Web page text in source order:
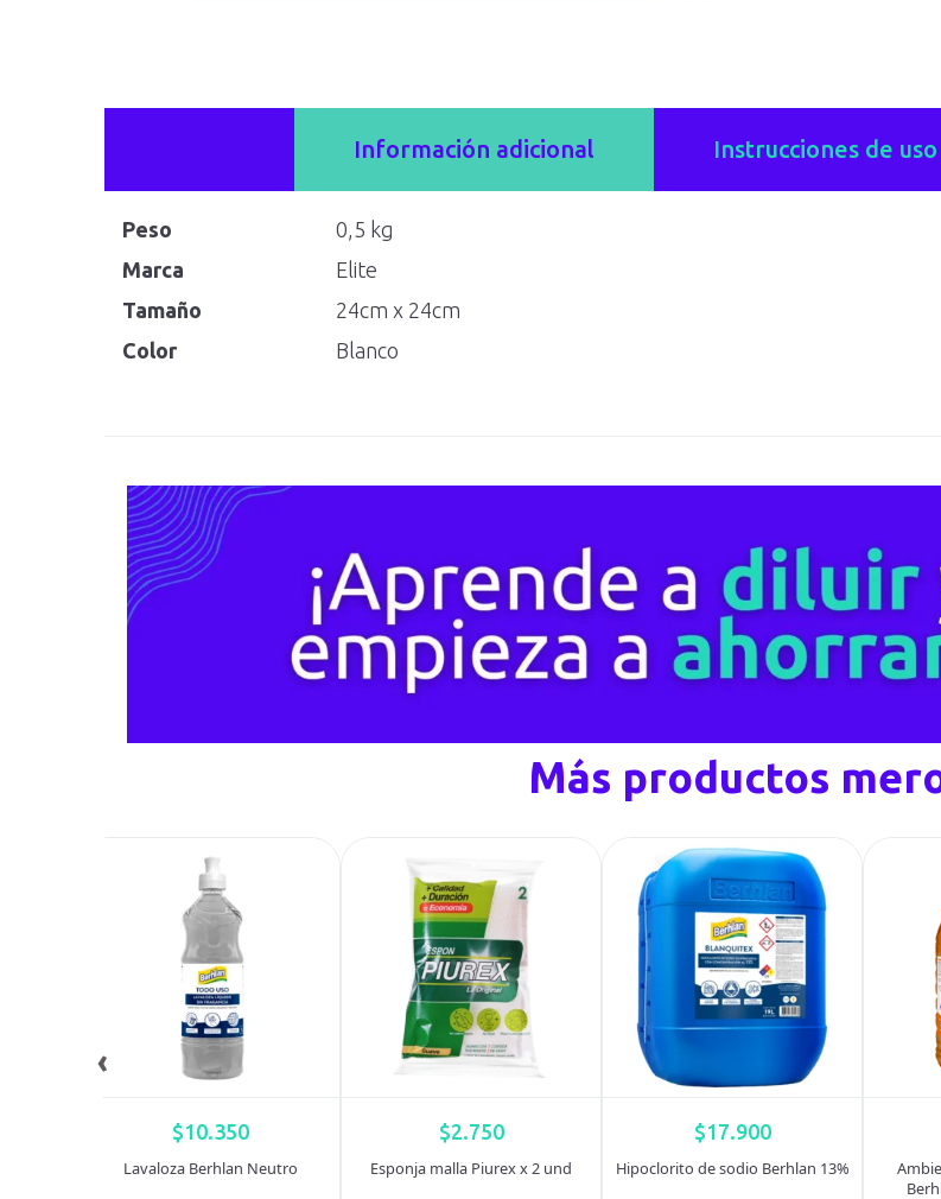
Información adicional Instrucciones de uso
Peso
0,5 kg
Marca
Elite
Tamaño
24cm x 24cm
Color
Blanco
Más productos
‹
$10.350
Lavaloza Berhlan Neutro
$2.750
Esponja malla Piurex x 2 und
$17.900
Hipoclorito de sodio Berhlan 13%